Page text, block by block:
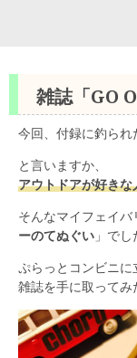
雑誌「GO
今回、付録に釣られ
と言いますか、
アウトドアが好き
そんなマイフェイバ
ーのてぬぐい 」でし
ぷらっとコンビニに
雑誌を手に取って